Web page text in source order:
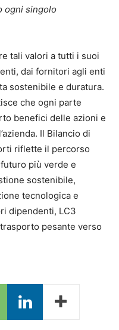
ogni singolo
tali valori a tutti i suoi
dai fornitori agli enti
sostenibile e duratura.
che ogni parte
benefici delle azioni e
Il Bilancio di
riflette il percorso
più verde e
sostenibile,
tecnologica e
dipendenti, LC3
pesante verso